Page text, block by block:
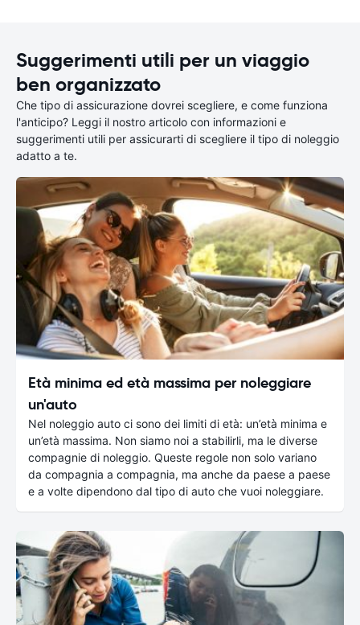
Suggerimenti utili per un viaggio
ben organizzato
Che tipo di assicurazione dovrei scegliere, e come funziona
l'anticipo? Leggi il nostro articolo con informazioni e
suggerimenti utili per assicurarti di scegliere il tipo di noleggio
adatto a te.
Età minima ed età massima per noleggiare
un'auto
Nel noleggio auto ci sono dei limiti di età: un’età minima e
un’età massima. Non siamo noi a stabilirli, ma le diverse
compagnie di noleggio. Queste regole non solo variano
da compagnia a compagnia, ma anche da paese a paese
e a volte dipendono dal tipo di auto che vuoi noleggiare.